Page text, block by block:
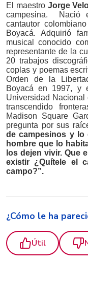
El maestro Jorge
campesina. Nació
cantautor
Boyacá. Adquirió
musical conocido
representante de la
20 trabajos
coplas y poemas
Orden de la
Boyacá en 1997, y
Universidad
transcendido
Madison Square
pregunta por sus
de campesinos y lo
hombre que lo
los dejen vivir. Que
existir ¿Quítele el
campo?”.
¿Cómo le ha
Útil